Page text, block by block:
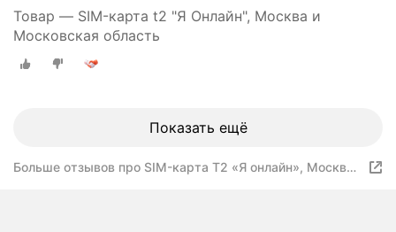
Товар — SIM-карта t2 "Я Онлайн", Москва и
Московская область
Показать ещё
Больше отзывов про SIM-карта Т2 «Я онлайн», Москва